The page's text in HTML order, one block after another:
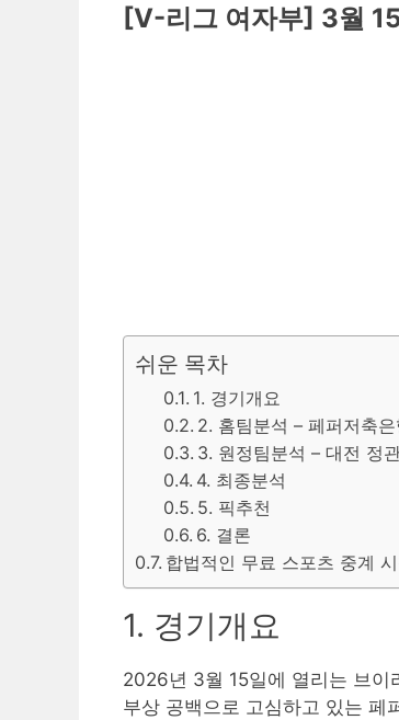
[V-리그 여자부] 3월
쉬운 목차
1. 경기개요
2. 홈팀분석 – 페퍼저축
3. 원정팀분석 – 대전 정
4. 최종분석
5. 픽추천
6. 결론
합법적인 무료 스포츠 중계
1. 경기개요
2026년 3월 15일에 열리는 브이
부상 공백으로 고심하고 있는 페